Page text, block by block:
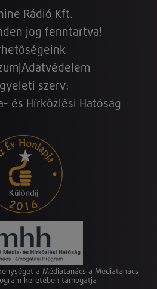
Rádió Kft.
jog fenntartva!
Adatvédelem
szerv:
és Hírközlési Hatóság
a Médiatanács a Médiatanács
keretében támogatja